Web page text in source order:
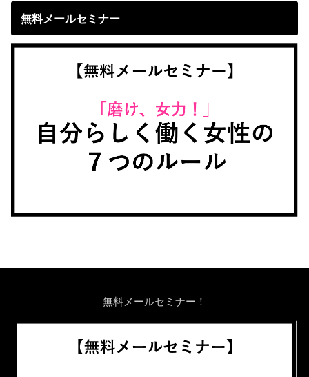
無料メールセミナー
無料メールセミナー！